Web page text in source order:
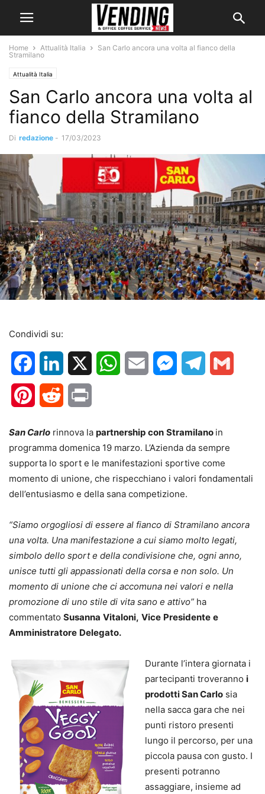
Home Attualità Italia
San Carlo ancora una volta al fianco della
Stramilano
Attualità Italia
San Carlo ancora una volta al
fianco della Stramilano
Di redazione - 17/03/2023
Condividi su:
FacebookLinkedIn WhatsApp
Email MessengerTelegram
PinterestReddit
San Carlo rinnova la partnership con Stramilano in
programma domenica 19 marzo. L’Azienda da sempre
supporta lo sport e le manifestazioni sportive come
momento di unione, che rispecchiano i valori fondamentali
dell’entusiasmo e della sana competizione.
“Siamo orgogliosi di essere al fianco di Stramilano ancora
una volta. Una manifestazione a cui siamo molto legati,
simbolo dello sport e della condivisione che, ogni anno,
unisce tutti gli appassionati della corsa e non solo. Un
momento di unione che ci accomuna nei valori e nella
promozione di uno stile di vita sano e attivo” ha
commentato Susanna Vitaloni, Vice Presidente e
Amministratore Delegato.
Durante l’intera giornata i
partecipanti troveranno i
prodotti San Carlo sia
nella sacca gara che nei
punti ristoro presenti
lungo il percorso, per una
piccola pausa con gusto. I
presenti potranno
assaggiare, insieme ad